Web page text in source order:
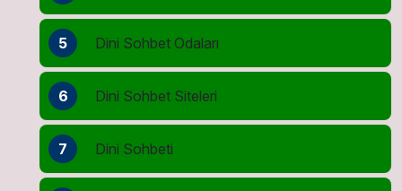
5 Dini Sohbet Odaları
6 Dini Sohbet Siteleri
7 Dini Sohbeti